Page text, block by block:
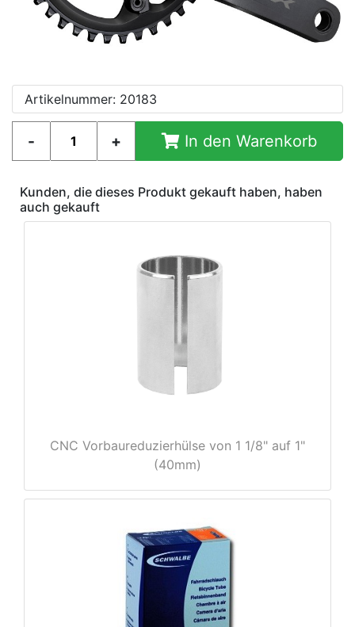
Artikelnummer: 20183
In den Warenkorb
Kunden, die dieses Produkt gekauft haben, haben
auch gekauft
CNC Vorbaureduzierhülse von 1 1/8" auf 1"
(40mm)